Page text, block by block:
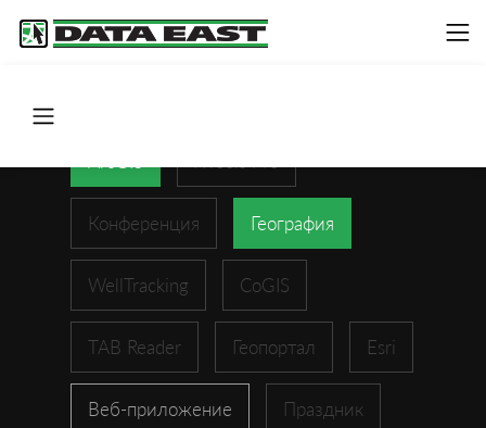
Конференция География
WellTracking CoGIS
TAB Reader Геопортал Esri
Веб-приложение Праздник